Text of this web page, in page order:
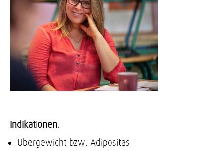
Indikationen:
Übergewicht bzw. Adipositas